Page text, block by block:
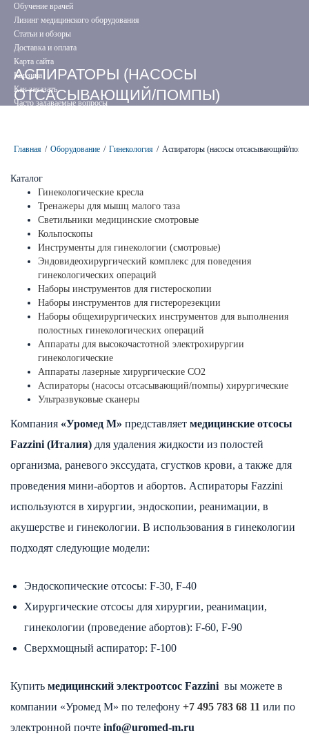
Обучение врачей
Лизинг медицинского оборудования
Статьи и обзоры
Доставка и оплата
Карта сайта
Корзина
Как заказать
Часто задаваемые вопросы
АСПИРАТОРЫ (НАСОСЫ
ОТСАСЫВАЮЩИЙ/ПОМПЫ)
Главная / Оборудование / Гинекология / Аспираторы (насосы отсасывающий/
Каталог
Гинекологические кресла
Тренажеры для мышц малого таза
Светильники медицинские смотровые
Кольпоскопы
Инструменты для гинекологии (смотровые)
Эндовидеохирургический комплекс для поведения
гинекологических операций
Наборы инструментов для гистероскопии
Наборы инструментов для гистерорезекции
Наборы общехирургических инструментов для выполнения
полостных гинекологических операций
Аппараты для высокочастотной электрохирургии
гинекологические
Аппараты лазерные хирургические СО2
Аспираторы (насосы отсасывающий/помпы) хирургические
Ультразвуковые сканеры
Компания «Уромед М» представляет медицинские отсосы
Fazzini (Италия) для удаления жидкости из полостей
организма, раневого экссудата, сгустков крови, а также для
проведения мини-абортов и абортов. Аспираторы Fazzini
используются в хирургии, эндоскопии, реанимации, в
акушерстве и гинекологии. В использования в гинекологии
подходят следующие модели:
Эндоскопические отсосы: F-30, F-40
Хирургические отсосы для хирургии, реанимации,
гинекологии (проведение абортов): F-60, F-90
Сверхмощный аспиратор: F-100
Купить медицинский электроотсос Fazzini вы можете в
компании «Уромед М» по телефону +7 495 783 68 11 или по
электронной почте info@uromed-m.ru